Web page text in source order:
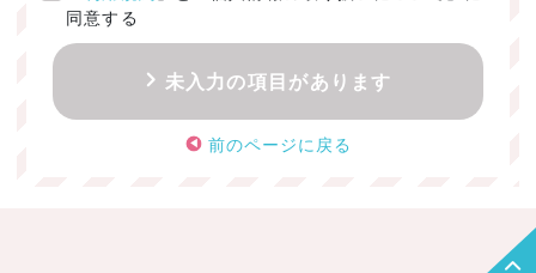
たします。
・お問い合わせに対する回答及び資料送付のご連絡
・当社のお客様向けサービスの提供
・本人確認
・サービスの開発・改善のための分析
同意する
未入力の項目があります
前のページに戻る